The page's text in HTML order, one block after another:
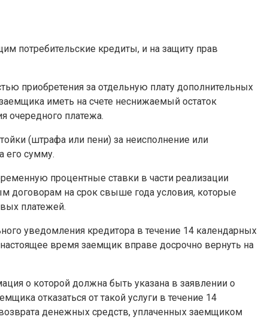
потребительские кредиты, и на защиту прав
приобретения за отдельную плату дополнительных
иметь на счете неснижаемый остаток
очередного платежа.
(штрафа или пени) за неисполнение или
его сумму.
процентные ставки в части реализации
договорам на срок свыше года условия, которые
платежей.
уведомления кредитора в течение 14 календарных
время заемщик вправе досрочно вернуть на
о которой должна быть указана в заявлении о
отказаться от такой услуги в течение 14
денежных средств, уплаченных заемщиком